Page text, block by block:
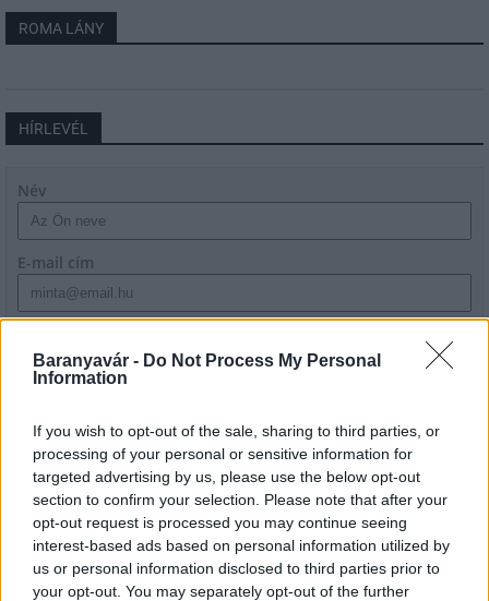
Baranyavár - Do Not Process My Personal
Information
If you wish to opt-out of the sale, sharing to third parties, or
processing of your personal or sensitive information for
targeted advertising by us, please use the below opt-out
section to confirm your selection. Please note that after your
opt-out request is processed you may continue seeing
interest-based ads based on personal information utilized by
us or personal information disclosed to third parties prior to
your opt-out. You may separately opt-out of the further
ROMA LÁNY
HÍRLEVÉL
Név
E-mail cím
szabályzatot!
HÍRDETÉS
LEGFRISSEBB